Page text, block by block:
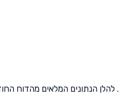
. להלן הנתונים המלאים מהדוח